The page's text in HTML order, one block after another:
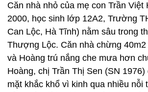
Căn nhà nhỏ của mẹ con Trần Việt
2000, học sinh lớp 12A2, Trường
Can Lộc, Hà Tĩnh) nằm sâu trong
Thượng Lộc. Căn nhà chừng
và Hoàng trú nắng che mưa hơn
Hoàng, chị Trần Thị Sen (SN
mặt khắc khổ vì kinh qua nhiều nỗi